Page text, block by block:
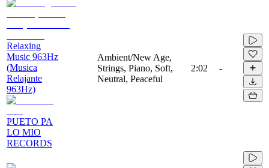
Relaxing
Music 963Hz
(Musica
Relajante
963Hz)
PUETO PA
LO MIO
RECORDS
Ambient/New Age,
Strings, Piano, Soft,
Neutral, Peaceful
2:02 -